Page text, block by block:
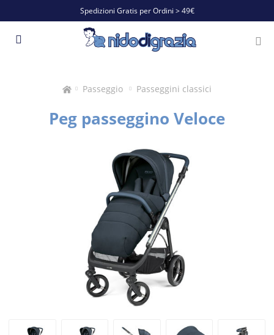
Spedizioni Gratis per Ordini > 49€
Passeggio Passeggini classici
Peg passeggino Veloce